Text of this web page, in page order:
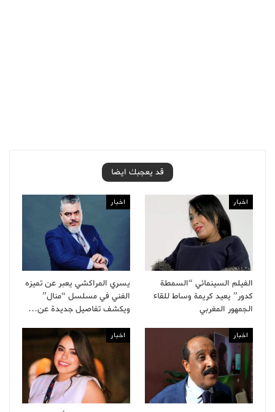
قد يعجبك ايضا
اخبار
الفيلم السينمائي “السمطة
كدور” يعيد كريمة وساط للقاء
الجمهور المغربي
اخبار
يسري المراكشي يعبر عن تميزه
الفني في مسلسل “منال”
ويكشف تفاصيل جديدة عن…
اخبار اخبار